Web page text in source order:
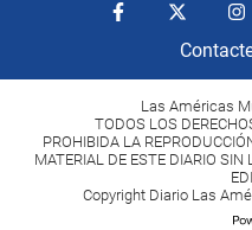
Las Américas
TODOS LOS
PROHIBIDA LA
MATERIAL DE ESTE DIARIO
Copyright Diario Las